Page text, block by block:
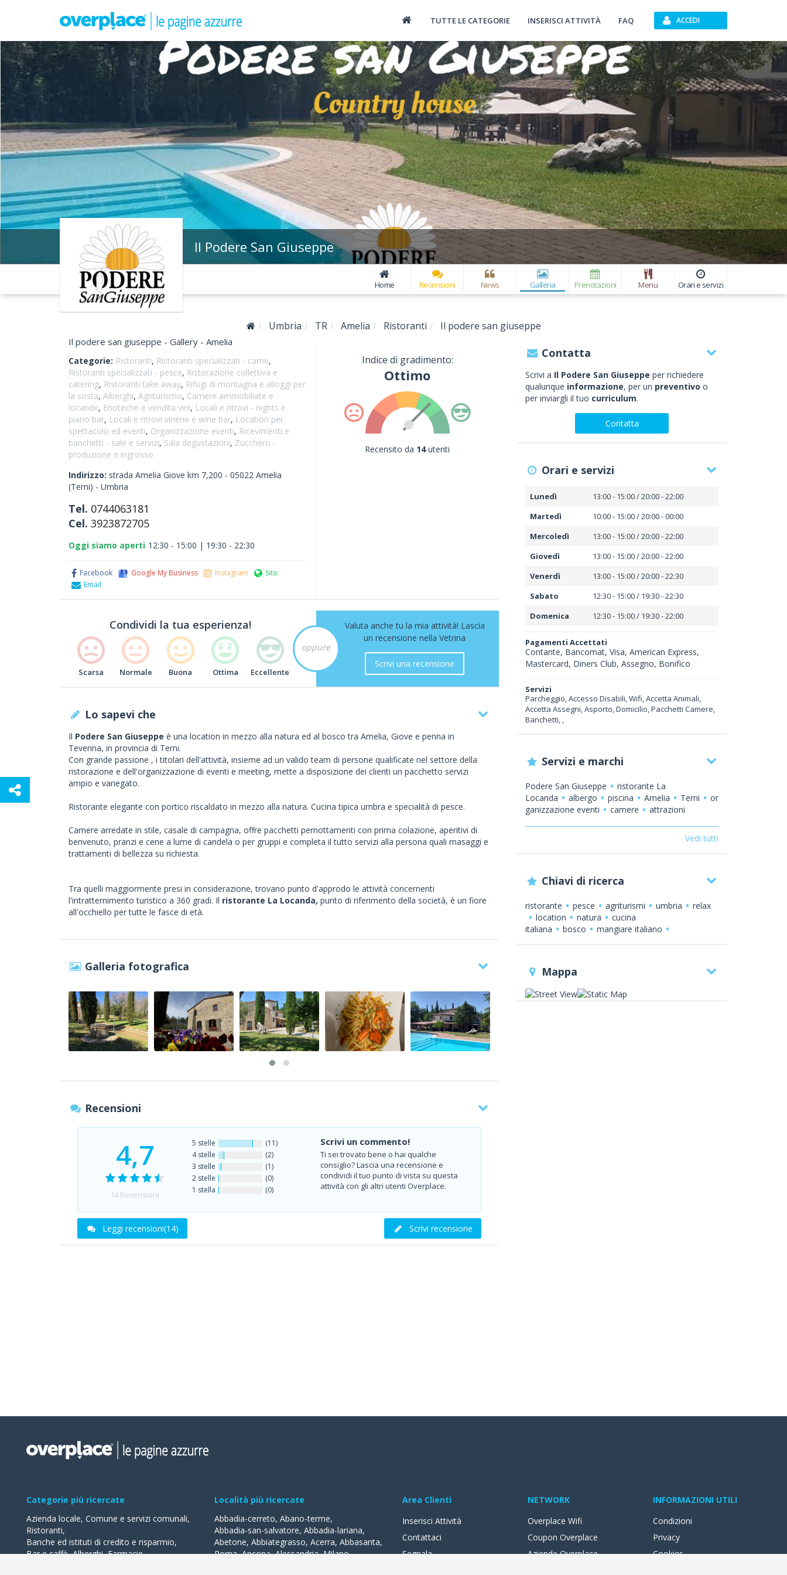
TUTTE LE CATEGORIE INSERISCI ATTIVITÀ FAQ ACCEDI
Il Podere San Giuseppe
Home Recensioni News Galleria Prenotazioni Menu Orari e servizi
Umbria TR Amelia Ristoranti Il podere san giuseppe
Il podere san giuseppe - Gallery - Amelia
Categorie: Ristoranti, Ristoranti specializzati - carne,
Ristoranti specializzati - pesce, Ristorazione collettiva e
catering, Ristoranti take away, Rifugi di montagna e alloggi per
la sosta, Alberghi, Agriturismo, Camere ammobiliate e
locande, Enoteche e vendita vini, Locali e ritrovi - nights e
piano bar, Locali e ritrovi vinerie e wine bar, Location per
spettacolo ed eventi, Organizzazione eventi, Ricevimenti e
banchetti - sale e servizi, Sala degustazioni, Zucchero -
produzione e ingrosso
Indirizzo: strada Amelia Giove km 7,200 - 05022 Amelia
(Terni) - Umbria
Tel. 0744063181
Cel. 3923872705
Oggi siamo aperti 12:30 - 15:00 | 19:30 - 22:30
Facebook Google My Business Instagram
Sito
Email
Indice di gradimento:
Ottimo
Recensito da 14utenti
Condividi la tua esperienza!
Scarsa Normale Buona Ottima Eccellente
oppure
Valuta anche tu la mia attività! Lascia
un recensione nella Vetrina
Scrivi una recensione
Lo sapevi che
Il Podere San Giuseppe è una location in mezzo alla natura ed al bosco tra Amelia, Giove e penna in
Teverina, in provincia di Terni.
Con grande passione , i titolari dell'attività, insieme ad un valido team di persone qualificate nel settore della
ristorazione e dell'organizzazione di eventi e meeting, mette a disposizione dei clienti un pacchetto servizi
ampio e variegato.
Ristorante elegante con portico riscaldato in mezzo alla natura. Cucina tipica umbra e specialità di pesce.
Camere arredate in stile, casale di campagna, offre pacchetti pernottamenti con prima colazione, aperitivi di
benvenuto, pranzi e cene a lume di candela o per gruppi e completa il tutto servizi alla persona quali masaggi e
trattamenti di bellezza su richiesta.
Tra quelli maggiormente presi in considerazione, trovano punto d'approdo le attività concernenti
l'intratternimento turistico a 360 gradi. Il ristorante La Locanda, punto di riferimento della società, è un fiore
all'occhiello per tutte le fasce di età.
Galleria fotografica
Recensioni
4,7
14 Recensioni
5 stelle
(11)
4 stelle
(2)
3 stelle
(1)
2 stelle
(0)
1 stella
(0)
Scrivi un commento!
Ti sei trovato bene o hai qualche
consiglio? Lascia una recensione e
condividi il tuo punto di vista su questa
attività con gli altri utenti Overplace.
Leggi recensioni(14) Scrivi recensione
Contatta
Scrivi a Il Podere San Giuseppe per richiedere
qualunque informazione, per un preventivo o
per inviargli il tuo curriculum.
Contatta
Orari e servizi
Lunedì
13:00 - 15:00 / 20:00 - 22:00
Martedì
10:00 - 15:00 / 20:00 - 00:00
Mercoledì
13:00 - 15:00 / 20:00 - 22:00
Giovedì
13:00 - 15:00 / 20:00 - 22:00
Venerdì
13:00 - 15:00 / 20:00 - 22:30
Sabato
12:30 - 15:00 / 19:30 - 22:30
Domenica
12:30 - 15:00 / 19:30 - 22:00
Pagamenti Accettati
Contante, Bancomat, Visa, American Express,
Mastercard, Diners Club, Assegno, Bonifico
Servizi
Parcheggio, Accesso Disabili, Wifi, Accetta Animali,
Accetta Assegni, Asporto, Domicilio, Pacchetti Camere,
Banchetti, ,
Servizi e marchi
Podere San Giuseppe
ristorante La
Locanda
albergo piscina Amelia Terni
or
ganizzazione eventi
camere
attrazioni
servizio piscina
Vedi tutti
Chiavi di ricerca
ristorante pesce agriturismi umbria
relax
location
natura
cucina
italiana
bosco mangiare italiano
Mappa
Categorie più ricercate
Azienda locale, Comune e servizi comunali,
Ristoranti,
Banche ed istituti di credito e risparmio,
Bar e caffè,Alberghi,Farmacie,
Località più ricercate
Abbadia-cerreto, Abano-terme,
Abbadia-san-salvatore, Abbadia-lariana,
Abetone, Abbiategrasso, Acerra, Abbasanta,
Roma,Ancona,Alessandria,Milano,
Area Clienti
Inserisci Attività
Contattaci
Segnala
NETWORK
Overplace Wifi
Coupon Overplace
Aziende Overplace
INFORMAZIONI UTILI
Condizioni
Privacy
Cookies